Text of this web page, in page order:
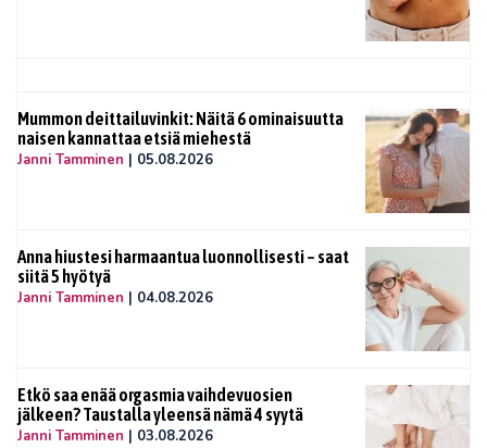
Mummon deittailuvinkit: Näitä 6 ominaisuutta
naisen kannattaa etsiä miehestä
Janni Tamminen | 05.08.2026
Anna hiustesi harmaantua luonnollisesti – saat
siitä 5 hyötyä
Janni Tamminen | 04.08.2026
Etkö saa enää orgasmia vaihdevuosien
jälkeen? Taustalla yleensä nämä 4 syytä
Janni Tamminen | 03.08.2026